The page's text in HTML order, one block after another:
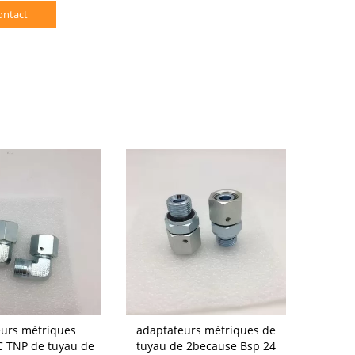
métriques
TNP de tuyau de
adaptateurs métriques de
tuyau de 2because Bsp 24